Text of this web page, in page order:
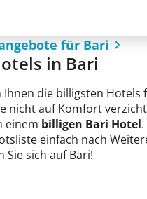
für Bari
in Bari
Ihnen die billigsten
nicht auf Komfort
einem billigen Bari Hotel
einfach nach
Sie sich auf Bari!